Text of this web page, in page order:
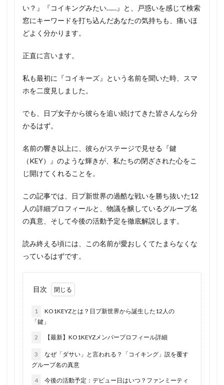
い？』『コイキングみたい……』と、戸惑いを感じて検索
窓にキーワードを打ち込んだあなたの気持ちも、痛いほ
どよく分かります。
正直に言います。
私も最初に『コイキーズ』という名前を聞いた時、スマ
ホを二度見しました。
でも、日プ女子から彼らを追い続けてきた皆さんなら分
かるはず。
名前の響き以上に、彼らがステージで見せる『鍵
（KEY）』のような輝きが、私たちの閉ざされた心をこ
じ開けてくれることを。
この記事では、日プ新世界の過酷な戦いを勝ち抜いた12
人の詳細プロフィールと、物議を醸しているグループ名
の真意、そして今後の活動予定を徹底解説します。
読み終える頃には、この名前が愛おしくてたまらなくな
っているはずです。
目次
1
KO1KEYZとは？日プ新世界から誕生した12人の
「鍵」
2 【最新】KO1KEYZメンバープロフィール詳細
3
なぜ「ダサい」と言われる？「コイキング」説を覆す
グループ名の真意
4
今後の活動予定：デビュー日はいつ？ファンミーティ